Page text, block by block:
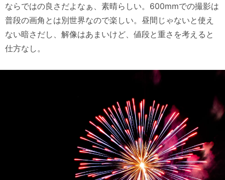
ならではの良さだよなぁ、素晴らしい。600mmでの撮影は
普段の画角とは別世界なので楽しい。昼間じゃないと使え
ない暗さだし、解像はあまいけど、値段と重さを考えると
仕方なし。